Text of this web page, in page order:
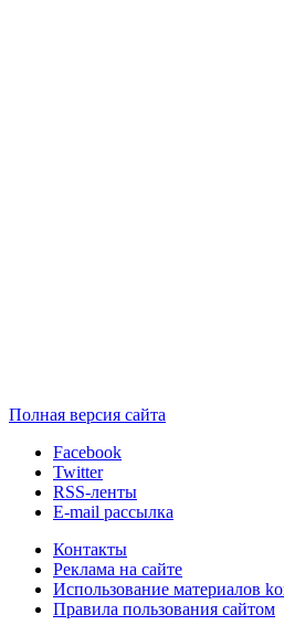
Полная версия сайта
Facebook
Twitter
RSS-ленты
E-mail рассылка
Контакты
Реклама на сайте
Использование материалов
Правила пользования сайтом